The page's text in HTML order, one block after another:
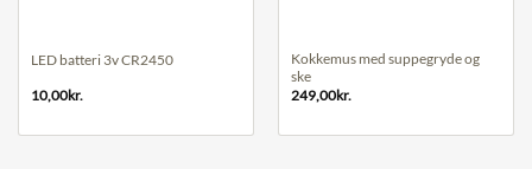
LED batteri 3v CR2450
10,00kr.
Kokkemus med suppegryde og
ske
249,00kr.